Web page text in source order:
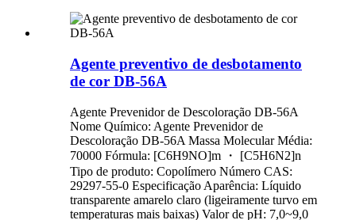
Agente preventivo de desbotamento
de cor DB-56A
Agente Prevenidor de Descoloração DB-56A
Nome Químico: Agente Prevenidor de
Descoloração DB-56A Massa Molecular Média:
70000 Fórmula: [C6H9NO]m ・ [C5H6N2]n
Tipo de produto: Copolímero Número CAS:
29297-55-0 Especificação Aparência: Líquido
transparente amarelo claro (ligeiramente turvo em
temperaturas mais baixas) Valor de pH: 7,0~9,0